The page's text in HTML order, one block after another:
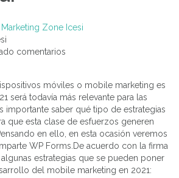
Marketing Zone Icesi
comentarios
móviles o mobile marketing es
será todavía más relevante para las
importante saber qué tipo de estrategias
que esta clase de esfuerzos generen
en ello, en esta ocasión veremos
WP Forms.De acuerdo con la firma
estrategias que se pueden poner
del mobile marketing en 2021: